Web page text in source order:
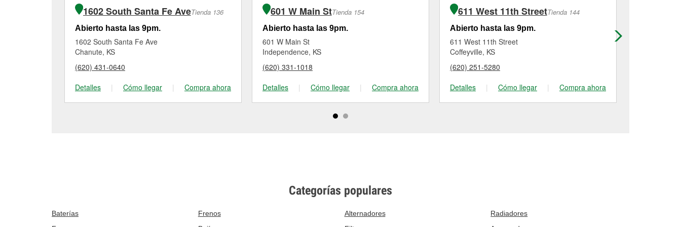
1602 South Santa Fe AveTienda 136
Abierto hasta las 9pm.
1602 South Santa Fe Ave
Chanute, KS
(620) 431-0640
Detalles
| Cómo llegar | Compra ahora
601 W Main StTienda 154
Abierto hasta las 9pm.
601 W Main St
Independence, KS
(620) 331-1018
Detalles
| Cómo llegar | Compra ahora
611 West 11th StreetTienda 144
Abierto hasta las 9pm.
611 West 11th Street
Coffeyville, KS
(620) 251-5280
Detalles
| Cómo llegar | Compra ahora
Categorías populares
Baterías Frenos Alternadores
Radiadores